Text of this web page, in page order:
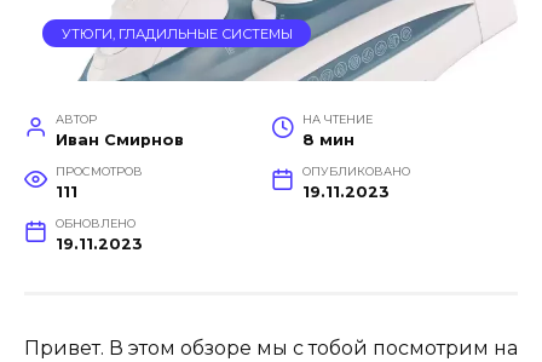
УТЮГИ, ГЛАДИЛЬНЫЕ СИСТЕМЫ
АВТОР
Иван Смирнов
НА ЧТЕНИЕ
8 мин
ПРОСМОТРОВ
111
ОПУБЛИКОВАНО
19.11.2023
ОБНОВЛЕНО
19.11.2023
Привет. В этом обзоре мы с тобой посмотрим на